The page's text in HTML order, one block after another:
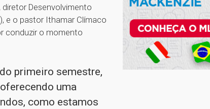
Desenvolvimento
e o pastor Ithamar Clímaco
conduzir o momento
primeiro semestre,
uma
como estamos